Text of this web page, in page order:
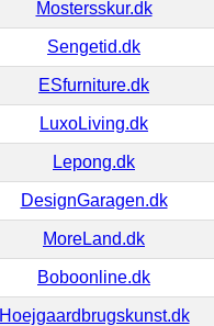
Mostersskur.dk
Sengetid.dk
ESfurniture.dk
LuxoLiving.dk
Lepong.dk
DesignGaragen.dk
MoreLand.dk
Boboonline.dk
Hoejgaardbrugskunst.dk